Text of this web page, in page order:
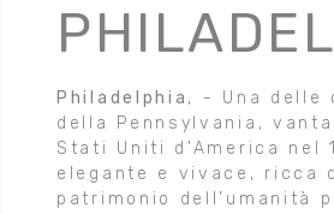
Philadelphia , - Una delle
della Pennsylvania,
Stati Uniti d'America nel
elegante e vivace, ricca
patrimonio dell’umanità